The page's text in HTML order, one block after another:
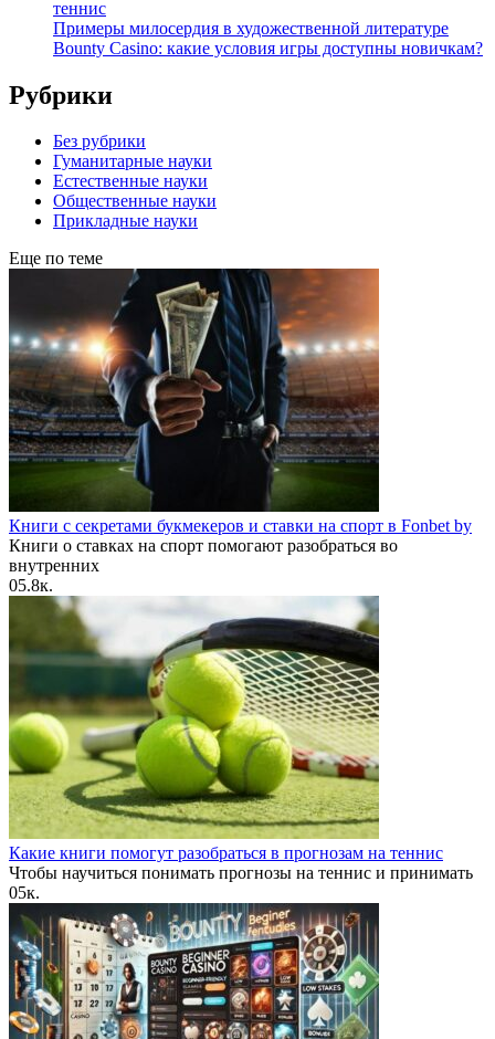
теннис
Примеры милосердия в художественной литературе
Bounty Casino: какие условия игры доступны новичкам?
Рубрики
Без рубрики
Гуманитарные науки
Естественные науки
Общественные науки
Прикладные науки
Еще по теме
Книги с секретами букмекеров и ставки на спорт в Fonbet by
Книги о ставках на спорт помогают разобраться во
внутренних
05.8к.
Какие книги помогут разобраться в прогнозам на теннис
Чтобы научиться понимать прогнозы на теннис и принимать
05к.